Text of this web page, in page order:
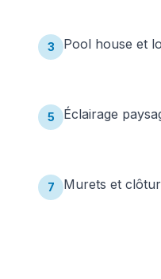
3 Pool house et
5 Éclairage
7 Murets et